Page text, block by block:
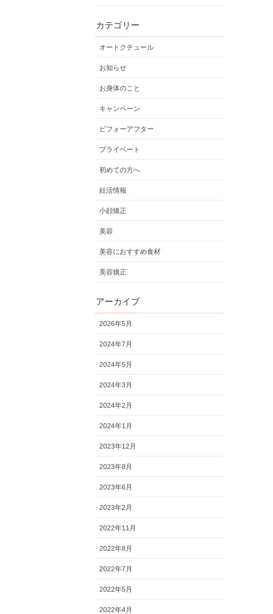
カテゴリー
オートクチュール
お知らせ
お身体のこと
キャンペーン
ビフォーアフター
プライベート
初めての方へ
妊活情報
小顔矯正
美容
美容におすすめ食材
美容矯正
アーカイブ
2026年5月
2024年7月
2024年5月
2024年3月
2024年2月
2024年1月
2023年12月
2023年8月
2023年6月
2023年2月
2022年11月
2022年8月
2022年7月
2022年5月
2022年4月